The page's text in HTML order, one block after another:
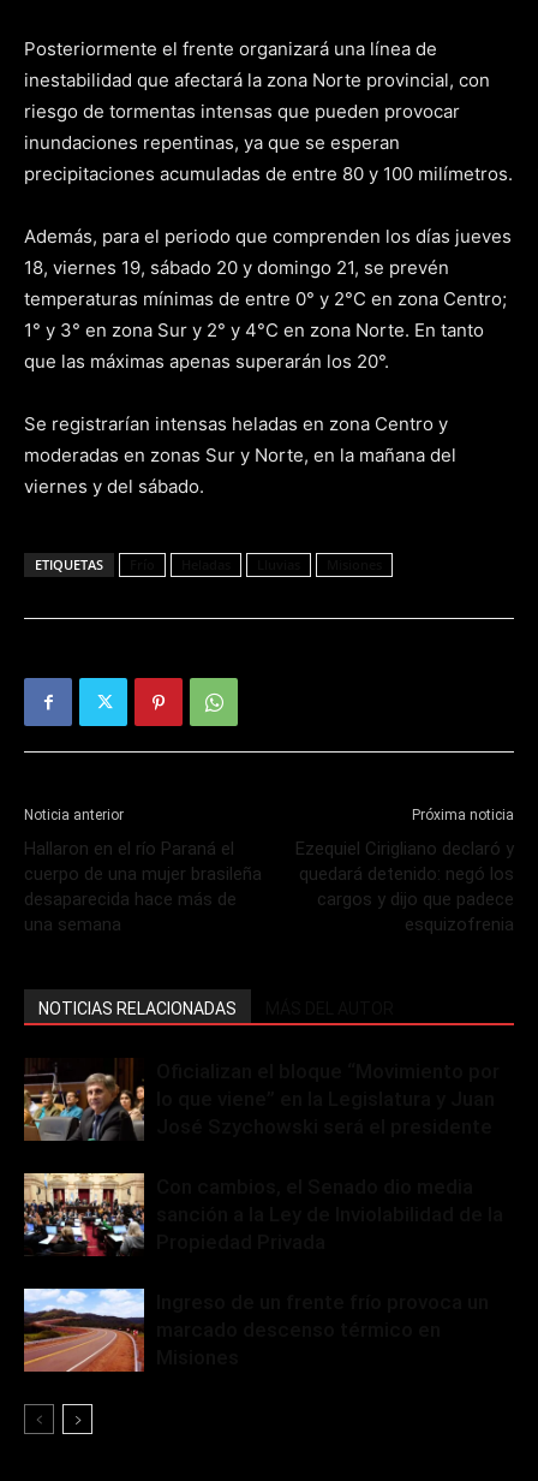
Posteriormente el frente organizará una línea de
inestabilidad que afectará la zona Norte provincial, con
riesgo de tormentas intensas que pueden provocar
inundaciones repentinas, ya que se esperan
precipitaciones acumuladas de entre 80 y 100 milímetros.
Además, para el periodo que comprenden los días jueves
18, viernes 19, sábado 20 y domingo 21, se prevén
temperaturas mínimas de entre 0° y 2°C en zona Centro;
1° y 3° en zona Sur y 2° y 4°C en zona Norte. En tanto
que las máximas apenas superarán los 20°.
Se registrarían intensas heladas en zona Centro y
moderadas en zonas Sur y Norte, en la mañana del
viernes y del sábado.
ETIQUETAS
Noticia anterior
Hallaron en el río Paraná el
cuerpo de una mujer brasileña
desaparecida hace más de
una semana
Próxima noticia
Ezequiel Cirigliano declaró y
quedará detenido: negó los
cargos y dijo que padece
esquizofrenia
NOTICIAS RELACIONADAS